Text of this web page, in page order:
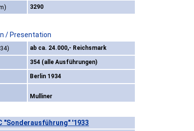
3290
/ Presentation
ab ca. 24.000,- Reichsmark
354 (alle Ausführungen)
Berlin 1934
Mulliner
"Sonderausführung" '1933